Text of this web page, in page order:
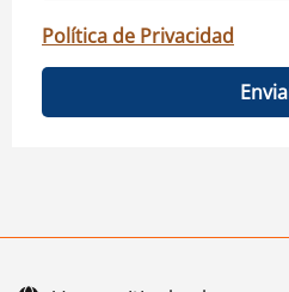
Política de Privacidad